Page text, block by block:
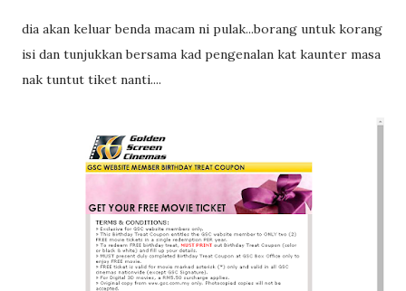
dia akan keluar benda macam ni pulak...borang untuk korang
isi dan tunjukkan bersama kad pengenalan kat kaunter masa
nak tuntut tiket nanti....